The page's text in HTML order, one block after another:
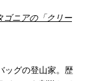
ニアの「クリー
ッグの登山家。歴